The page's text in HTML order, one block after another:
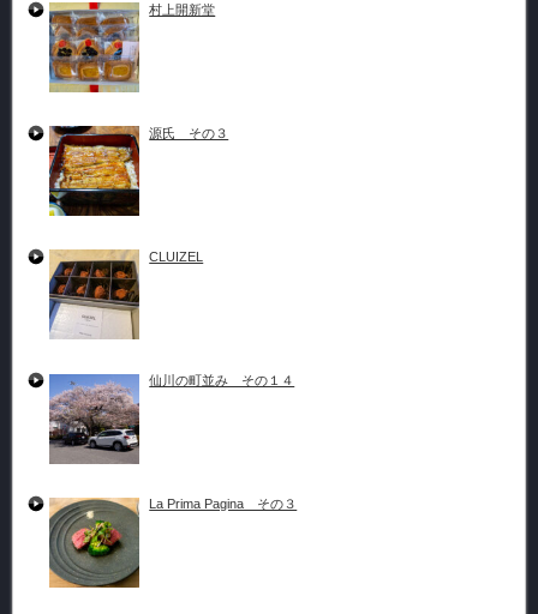
村上開新堂
源氏 その３
CLUIZEL
仙川の町並み その１４
La Prima Pagina その３